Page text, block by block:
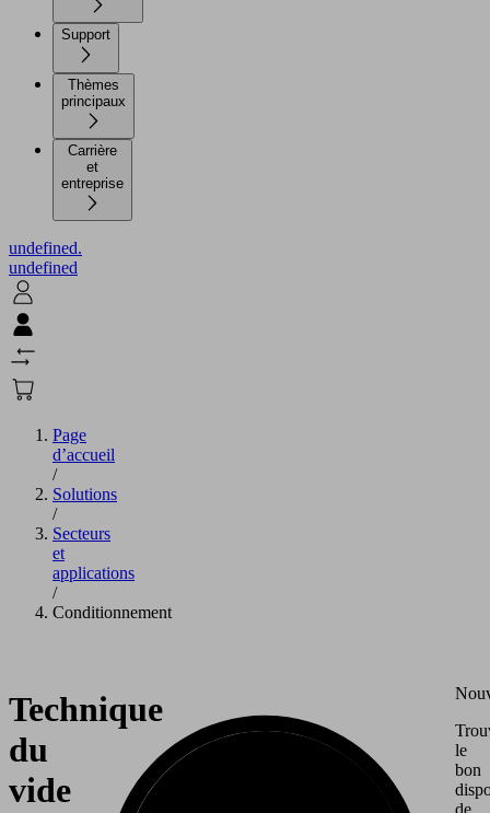
Support
Thèmes
principaux
Carrière
et
entreprise
undefined.
undefined
Page
d’accueil
/
Solutions
/
Secteurs
et
applications
/
Conditionnement
Technique
du
vide
le
bon
de